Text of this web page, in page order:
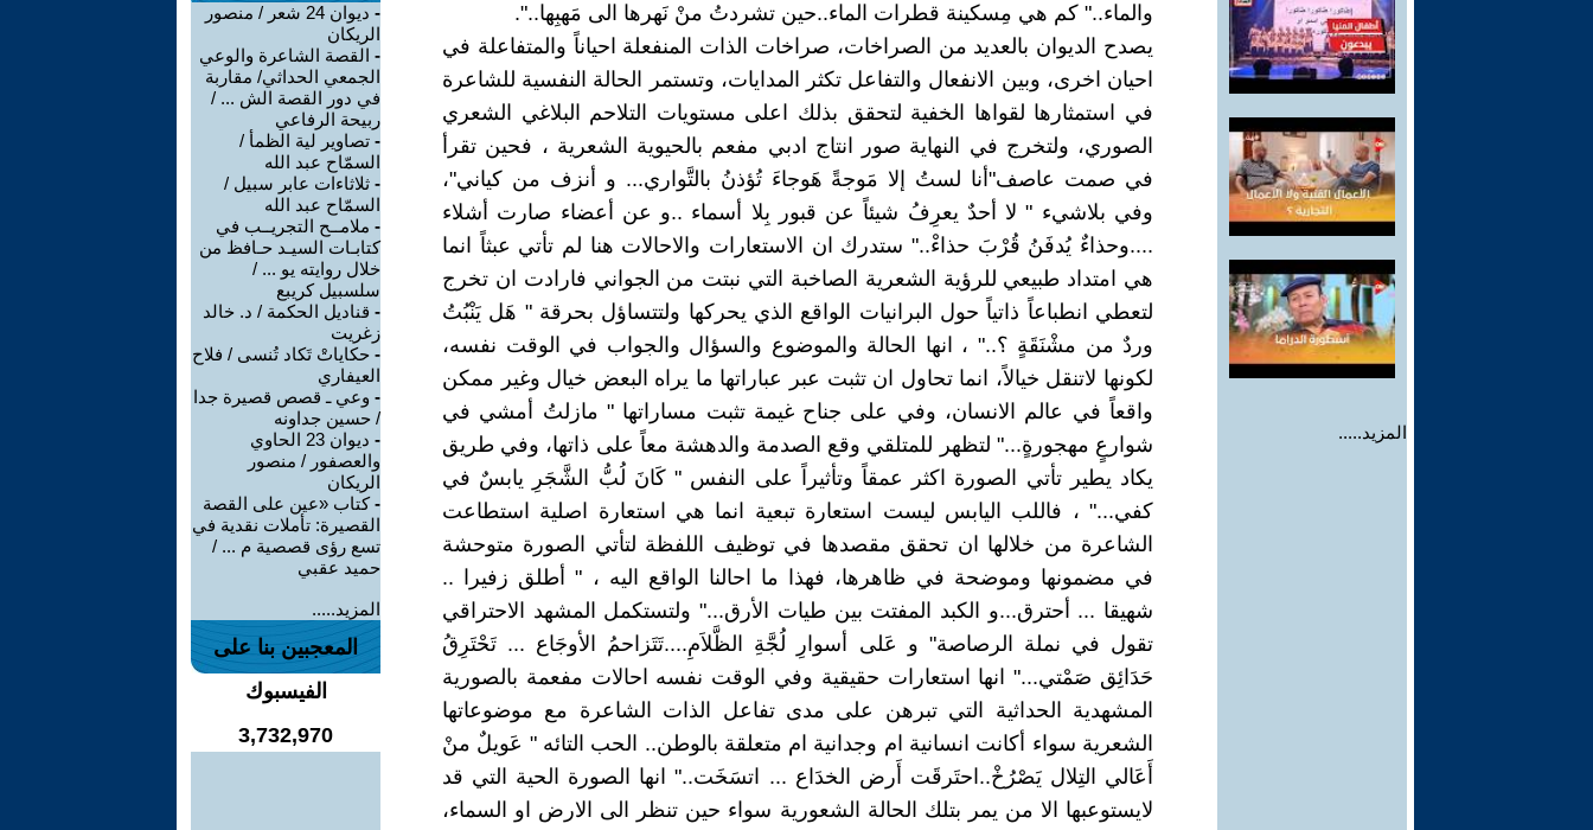
المزيد.....
والماء.." كم هي مِسكينة قطرات الماء..حين تشردتُ منْ نَهرها الى مَهبِها..".
يصدح الديوان بالعديد من الصراخات، صراخات الذات المنفعلة احياناً والمتفاعلة في
احيان اخرى، وبين الانفعال والتفاعل تكثر المدايات، وتستمر الحالة النفسية للشاعرة
في استمثارها لقواها الخفية لتحقق بذلك اعلى مستويات التلاحم البلاغي الشعري
الصوري، ولتخرج في النهاية صور انتاج ادبي مفعم بالحيوية الشعرية ، فحين تقرأ
في صمت عاصف"أنا لستُ إلا مَوجةً هَوجاءَ تُؤذنُ بالتَّواري... و أنزف من كياني"،
وفي بلاشيء " لا أحدٌ يعرِفُ شيئاً عن قبور بِلا أسماء ..و عن أعضاء صارت أشلاء
....وحذاءٌ يُدفَنُ قُرْبَ حذاءْ.." ستدرك ان الاستعارات والاحالات هنا لم تأتي عبثاً انما
هي امتداد طبيعي للرؤية الشعرية الصاخبة التي نبتت من الجواني فارادت ان تخرج
لتعطي انطباعاً ذاتياً حول البرانيات الواقع الذي يحركها ولتتساؤل بحرقة " هَل يَنْبُتُ
وردٌ من مشْنَقَةٍ ؟.." ، انها الحالة والموضوع والسؤال والجواب في الوقت نفسه،
لكونها لاتنقل خيالاً، انما تحاول ان تثبت عبر عباراتها ما يراه البعض خيال وغير ممكن
واقعاً في عالم الانسان، وفي على جناح غيمة تثبت مساراتها " مازلتُ أمشي في
شوارعٍ مهجورةٍ..." لتظهر للمتلقي وقع الصدمة والدهشة معاً على ذاتها، وفي طريق
يكاد يطير تأتي الصورة اكثر عمقاً وتأثيراً على النفس " كَانَ لُبُّ الشَّجَرِ يابسٌ في
كفي..." ، فاللب اليابس ليست استعارة تبعية انما هي استعارة اصلية استطاعت
الشاعرة من خلالها ان تحقق مقصدها في توظيف اللفظة لتأتي الصورة متوحشة
في مضمونها وموضحة في ظاهرها، فهذا ما احالنا الواقع اليه ، " أطلق زفيرا ..
شهيقا ... أحترق...و الكبد المفتت بين طيات الأرق..." ولتستكمل المشهد الاحتراقي
تقول في نملة الرصاصة" و عَلى أسوارِ لُجَّةِ الظَّلاَمِ....تَتَزاحمُ الأوجَاع ... تَحْتَرِقُ
حَدَائِق صَمْتي..." انها استعارات حقيقية وفي الوقت نفسه احالات مفعمة بالصورية
المشهدية الحداثية التي تبرهن على مدى تفاعل الذات الشاعرة مع موضوعاتها
الشعرية سواء أكانت انسانية ام وجدانية ام متعلقة بالوطن.. الحب التائه " عَويلٌ منْ
أَعَالي التِلال يَصْرُخْ..احتَرقَت أَرض الخدَاع ... اتسَخَت.." انها الصورة الحية التي قد
لايستوعبها الا من يمر بتلك الحالة الشعورية سواء حين تنظر الى الارض او السماء،
-
ديوان 24 شعر / منصور
الريكان
- القصة الشاعرة والوعي
الجمعي الحداثي/ مقاربة
في دور القصة الش ... /
ربيحة الرفاعي
- تصاوير لية الظمأ /
السمّاح عبد الله
- ثلاثاءات عابر سبيل /
السمّاح عبد الله
- ملامــح التجريــب في
كتابـات السيـد حـافظ من
خلال روايته يو ... /
سلسبيل كريبع
- قناديل الحكمة / د. خالد
زغريت
- حكاياتْ تَكاد تُنسى / فلاح
العيفاري
- وعي ـ قصص قصيرة جدا
/ حسين جداونه
-
ديوان 23 الحاوي
والعصفور / منصور
الريكان
-كتاب «عين على القصة
القصيرة: تأملات نقدية في
تسع رؤى قصصية م ... /
حميد عقبي
المزيد.....
المعجبين بنا على
الفيسبوك
3,732,970